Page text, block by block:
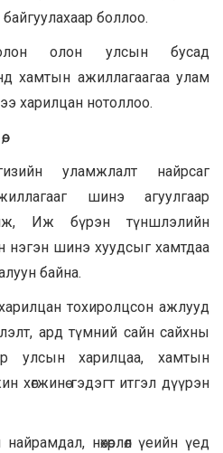
боллоо.
олон улсын бусад
хамтын ажиллагаагаа улам
харилцан нотоллоо.
уламжлалт найрсаг
шинэ агуулгаар
Иж бүрэн түншлэлийн
нэгэн шинэ хуудсыг хамтдаа
байна.
тохиролцсон ажлууд
ард түмний сайн сайхны
улсын харилцаа, хамтын
хөгжинө гэдэгт итгэл дүүрэн
нөхөрлөл үеийн үед